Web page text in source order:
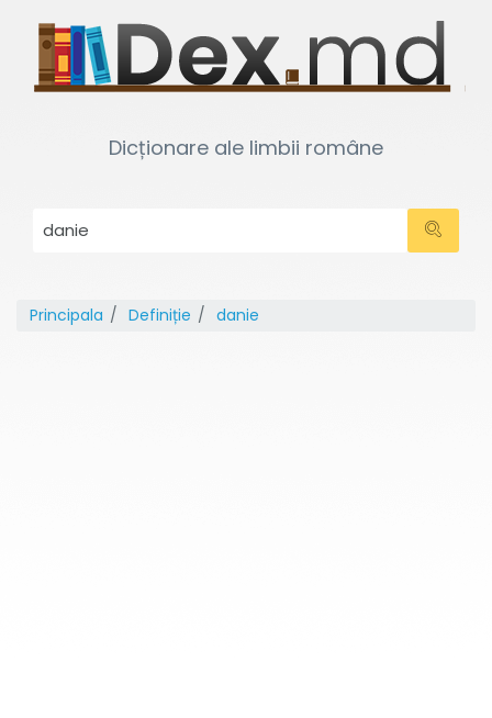
Dicționare ale limbii române
Principala Definiție danie